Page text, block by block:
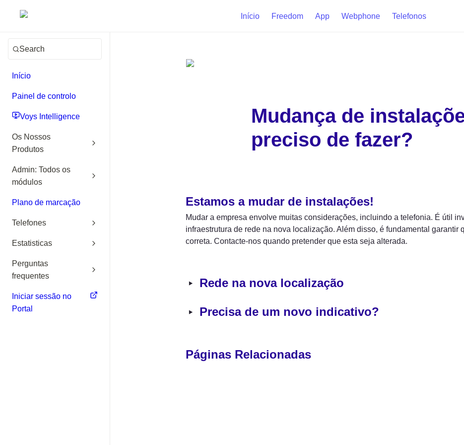
Início Freedom App Webphone Telefonos
Search
Início
Painel de controlo
Voys Intelligence
Os Nossos
Produtos
Admin: Todos os
módulos
Plano de marcação
Telefones
Estatisticas
Perguntas
frequentes
Iniciar sessão no
Portal
Mudança de
preciso de fazer?
Estamos a mudar de instalações!
Mudar a empresa envolve muitas considerações, incluindo a telefonia. É útil
infraestrutura de rede na nova localização. Além disso, é fundamental garantir
correta. Contacte-nos quando pretender que esta seja alterada.
‣ Rede na nova localização
‣ Precisa de um novo indicativo?
Páginas Relacionadas